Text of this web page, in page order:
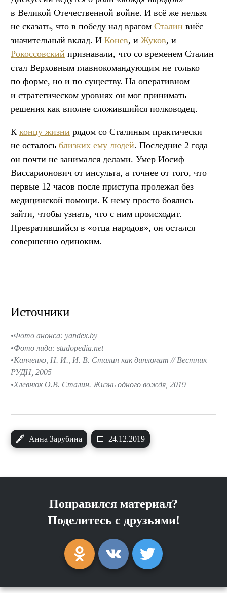
в Великой Отечественной войне. И всё же нельзя
не сказать, что в победу над врагом Сталин внёс
значительный вклад. И Конев, и Жуков, и
Рокоссовский признавали, что со временем Сталин
стал Верховным главнокомандующим не только
по форме, но и по существу. На оперативном
и стратегическом уровнях он мог принимать
решения как вполне сложившийся полководец.
К концу жизни рядом со Сталиным практически
не осталось близких ему людей. Последние 2 года
он почти не занимался делами. Умер Иосиф
Виссарионович от инсульта, а точнее от того, что
первые 12 часов после приступа пролежал без
медицинской помощи. К нему просто боялись
зайти, чтобы узнать, что с ним происходит.
Превратившийся в «отца народов», он остался
совершенно одиноким.
🖋 Анна Зарубина 📅 24.12.2019
Источники
Фото анонса: yandex.by
Фото лида: studopedia.net
Капченко, Н. И., И. В. Сталин как дипломат // Вестник
РУДН, 2005
Хлевнюк О.В. Сталин. Жизнь одного вождя, 2019
Понравился материал?
Поделитесь с друзьями!